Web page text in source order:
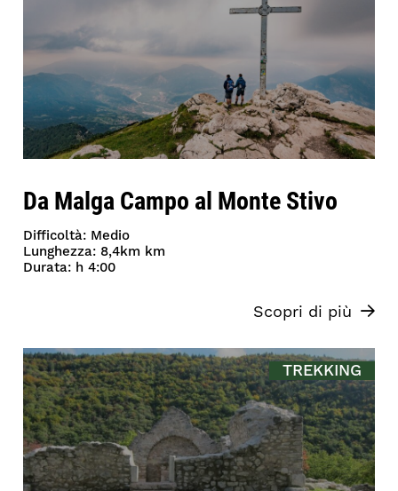
Da Malga Campo al Monte Stivo
Difficoltà: Medio
Lunghezza: 8,4km km
Durata: h 4:00
Scopri di più
TREKKING